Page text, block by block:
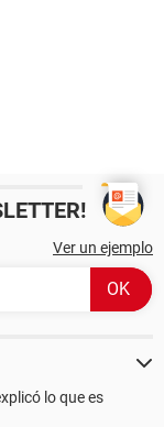
Ver un ejemplo
lo que es